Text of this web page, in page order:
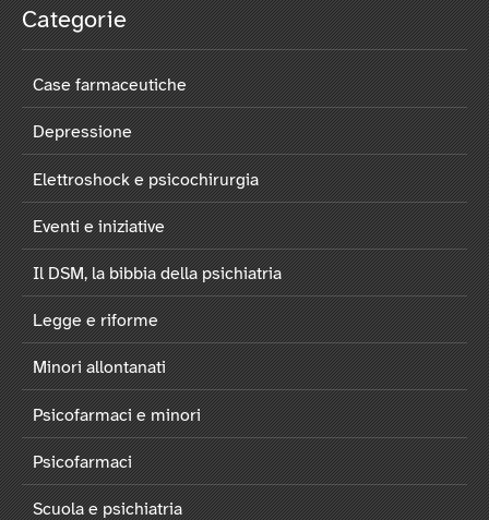
Categorie
Case farmaceutiche
Depressione
Elettroshock e psicochirurgia
Eventi e iniziative
Il DSM, la bibbia della psichiatria
Legge e riforme
Minori allontanati
Psicofarmaci e minori
Psicofarmaci
Scuola e psichiatria